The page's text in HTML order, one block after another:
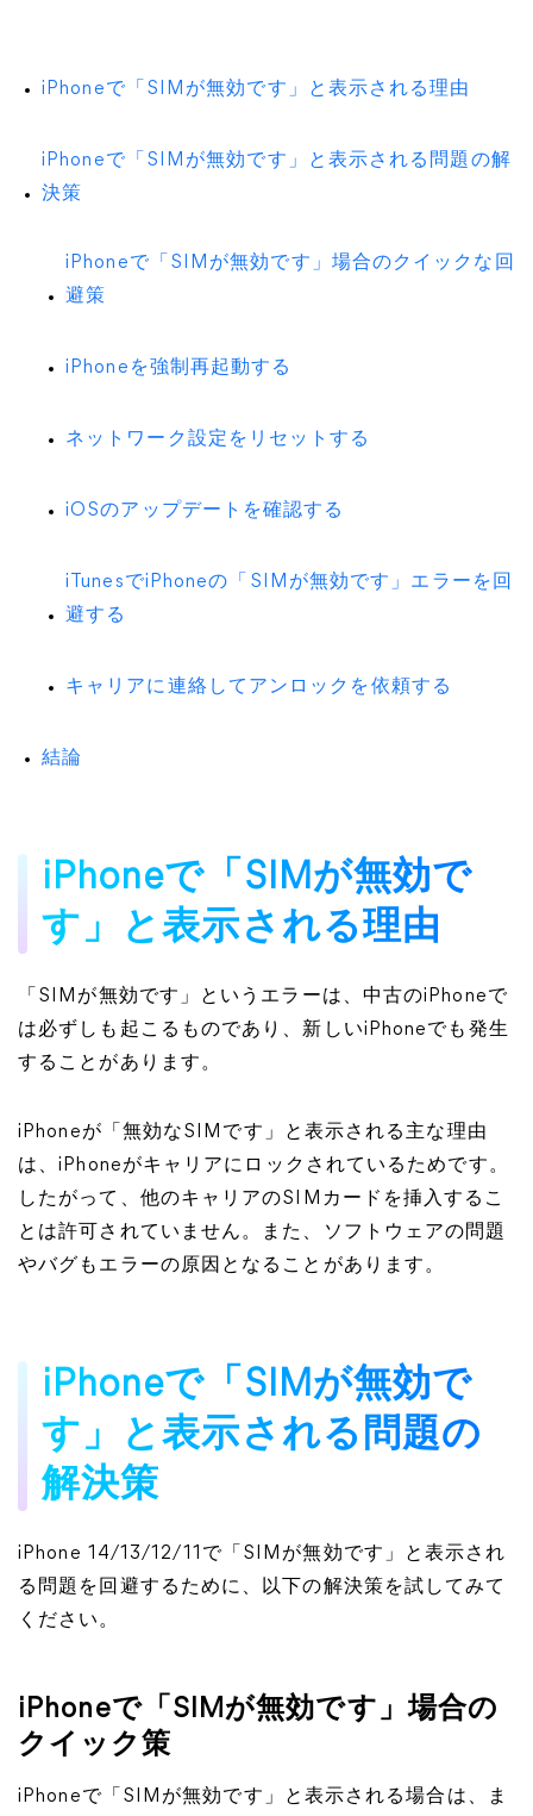
iPhoneで「SIMが無効です」と表示される理由
iPhoneで「SIMが無効です」と表示される問題の解
決策
iPhoneで「SIMが無効です」場合のクイックな回
避策
iPhoneを強制再起動する
ネットワーク設定をリセットする
iOSのアップデートを確認する
iTunesでiPhoneの「SIMが無効です」エラーを回
避する
キャリアに連絡してアンロックを依頼する
結論
iPhoneで「SIMが無効で
す」と表示される理由
「SIMが無効です」というエラーは、中古のiPhoneで
は必ずしも起こるものであり、新しいiPhoneでも発生
することがあります。
iPhoneが「無効なSIMです」と表示される主な理由
は、iPhoneがキャリアにロックされているためです。
したがって、他のキャリアのSIMカードを挿入するこ
とは許可されていません。また、ソフトウェアの問題
やバグもエラーの原因となることがあります。
iPhoneで「SIMが無効で
す」と表示される問題の
解決策
iPhone 14/13/12/11で「SIMが無効です」と表示され
る問題を回避するために、以下の解決策を試してみて
ください。
iPhoneで「SIMが無効です」場合の
クイック策
iPhoneで「SIMが無効です」と表示される場合は、ま